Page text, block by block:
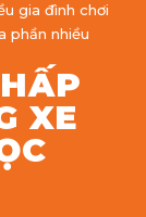
gia đình chơi
phần nhiều
XE